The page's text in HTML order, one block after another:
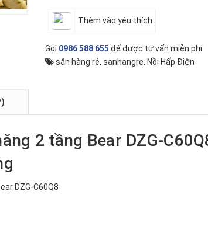
Thêm vào yêu thích
Gọi 0986 588 655 để được tư vấn miễn phí
săn hàng rẻ, sanhangre, Nồi Hấp Điện
2 tầng Bear DZG-
DZG-C60Q8